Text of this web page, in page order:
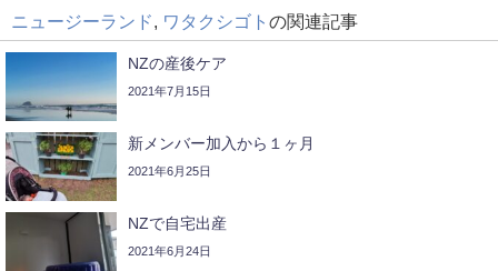
ニュージーランド ワタクシゴト の関連記事
NZの産後ケア
2021年7月15日
新メンバー加入から１ヶ月
2021年6月25日
NZで自宅出産
2021年6月24日